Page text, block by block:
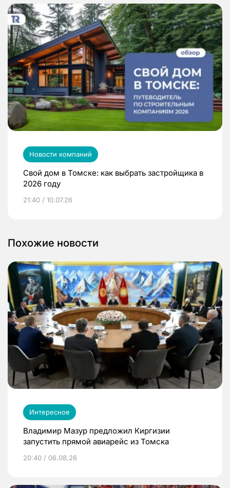
Новости компаний
Свой дом в Томске: как выбрать застройщика в
2026 году
21:40 / 10.07.26
Похожие новости
Интересное
Владимир Мазур предложил Киргизии
запустить прямой авиарейс из Томска
20:40 / 06.08.26